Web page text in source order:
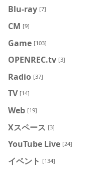
Blu-ray [7]
CM [9]
Game [103]
OPENREC.tv [3]
Radio [37]
TV [14]
Web [19]
Xスペース [3]
YouTube Live [24]
イベント [134]